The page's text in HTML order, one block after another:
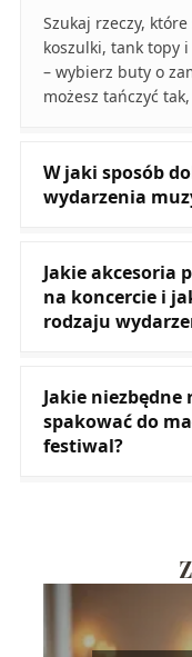
Szukaj rzeczy,
koszulki, tank topy
– wybierz buty o
możesz tańczyć
W jaki sposób
wydarzenia
Jakie akcesoria
na koncercie i
rodzaju
Jakie niezbędne
spakować do
festiwal?